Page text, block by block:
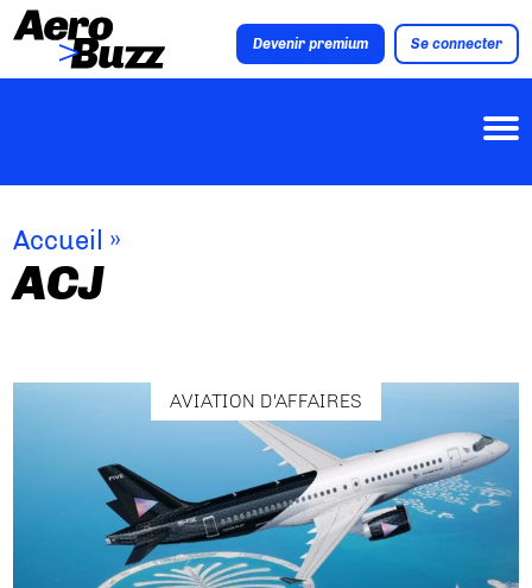
Devenir premium Se connecter
Accueil »
ACJ
AVIATION D'AFFAIRES